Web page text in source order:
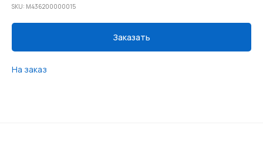
SKU: M436200000015
Заказать
На заказ